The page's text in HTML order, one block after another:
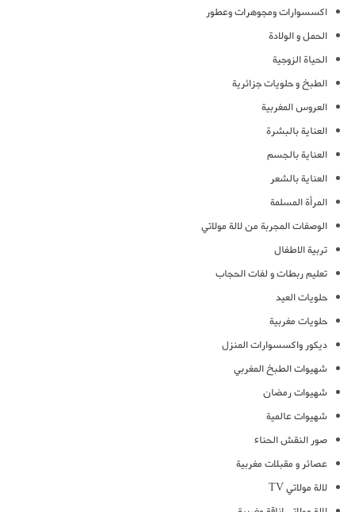
اكسسوارات ومجوهرات وعطور
الحمل و الولادة
الحياة الزوجية
الطبخ و حلويات جزائرية
العروس المغربية
العناية بالبشرة
العناية بالجسم
العناية بالشعر
المرأة المسلمة
الوصفات المجربة من لالة مولاتي
تربية الاطفال
تعليم ربطات و لفات الحجاب
حلويات العيد
حلويات مغربية
ديكور واكسسوارات المنزل
شهيوات الطبخ المغربي
شهيوات رمضان
شهيوات عالمية
صور النقش الحناء
عصائر و مقبلات مغربية
لالة مولاتي TV